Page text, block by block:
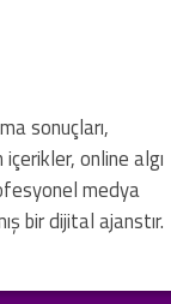
sonuçları,
online algı
medya
bir dijital ajanstır.